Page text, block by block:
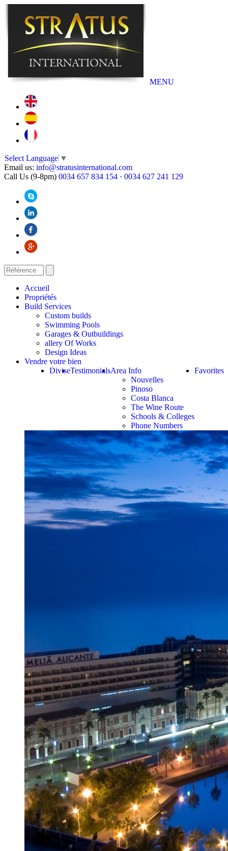
MENU
Select Language ▼
Email us: info@stratusinternational.com
Call Us (9-8pm) 0034 657 834 154 · 0034 627 241 129
Accueil
Propriétés
Build Services
Custom builds
Swimming Pools
Garages & Outbuildings
allery Of Works
Design Ideas
Vendre votre bien
Favorites
Area Info
Nouvelles
Pinoso
Costa Blanca
The Wine Route
Schools & Colleges
Phone Numbers
Testimonials
Divise